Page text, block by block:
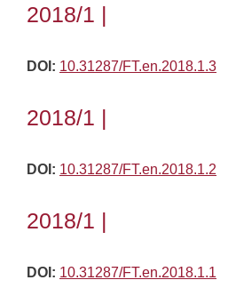
2018/1 |
DOI: 10.31287/FT.en.2018.1.3
2018/1 |
DOI: 10.31287/FT.en.2018.1.2
2018/1 |
DOI: 10.31287/FT.en.2018.1.1